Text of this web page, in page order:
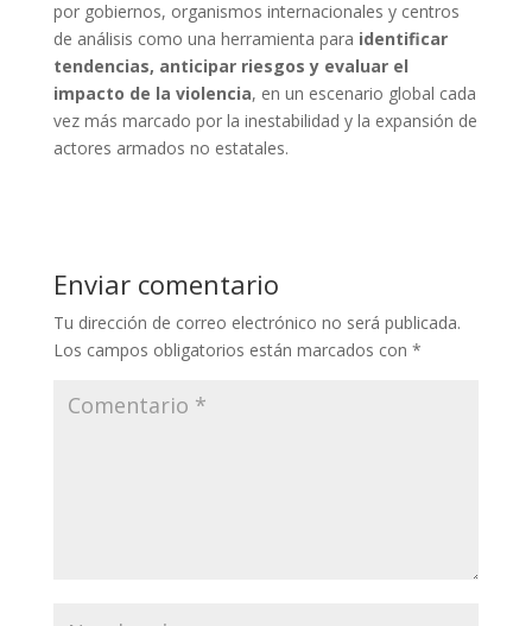
por gobiernos, organismos internacionales y centros
de análisis como una herramienta para identificar
tendencias, anticipar riesgos y evaluar el
impacto de la violencia, en un escenario global cada
vez más marcado por la inestabilidad y la expansión de
actores armados no estatales.
Enviar comentario
Tu dirección de correo electrónico no será publicada.
Los campos obligatorios están marcados con *